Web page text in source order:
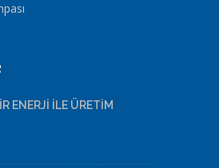
ENERJİ İLE ÜRETİM